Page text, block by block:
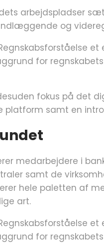
arbejdspladser
og
for
fokus på det
platform samt en
medarbejdere i
samt de
hele paletten af
art.
for